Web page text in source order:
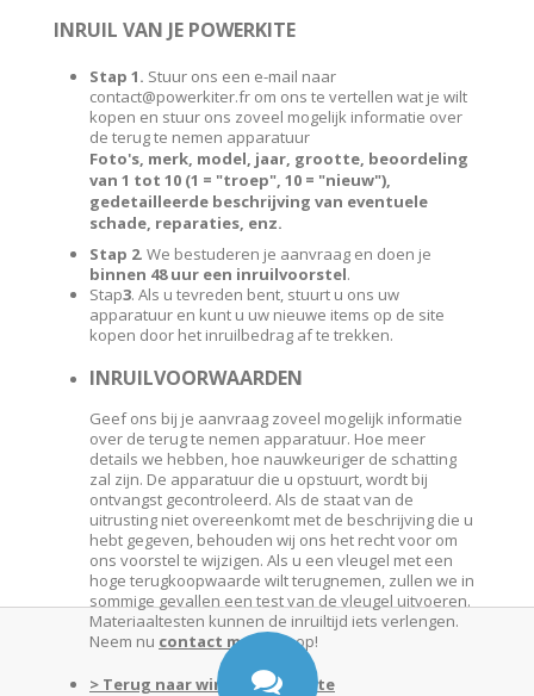
INRUIL VAN JE POWERKITE
Stap 1. Stuur ons een e-mail naar
contact@powerkiter.fr om ons te vertellen wat je wilt
kopen en stuur ons zoveel mogelijk informatie over
de terug te nemen apparatuur
Foto's, merk, model, jaar, grootte, beoordeling
van 1 tot 10 (1 = "troep", 10 = "nieuw"),
gedetailleerde beschrijving van eventuele
schade, reparaties, enz.
Stap 2. We bestuderen je aanvraag en doen je
binnen 48 uur een inruilvoorstel.
Stap3. Als u tevreden bent, stuurt u ons uw
apparatuur en kunt u uw nieuwe items op de site
kopen door het inruilbedrag af te trekken.
INRUILVOORWAARDEN
Geef ons bij je aanvraag zoveel mogelijk informatie
over de terug te nemen apparatuur. Hoe meer
details we hebben, hoe nauwkeuriger de schatting
zal zijn. De apparatuur die u opstuurt, wordt bij
ontvangst gecontroleerd. Als de staat van de
uitrusting niet overeenkomt met de beschrijving die u
hebt gegeven, behouden wij ons het recht voor om
ons voorstel te wijzigen. Als u een vleugel met een
hoge terugkoopwaarde wilt terugnemen, zullen we in
sommige gevallen een test van de vleugel uitvoeren.
Materiaaltesten kunnen de inruiltijd iets verlengen.
Neem nu contact met onsop!
> Terug naar winkel powerkite